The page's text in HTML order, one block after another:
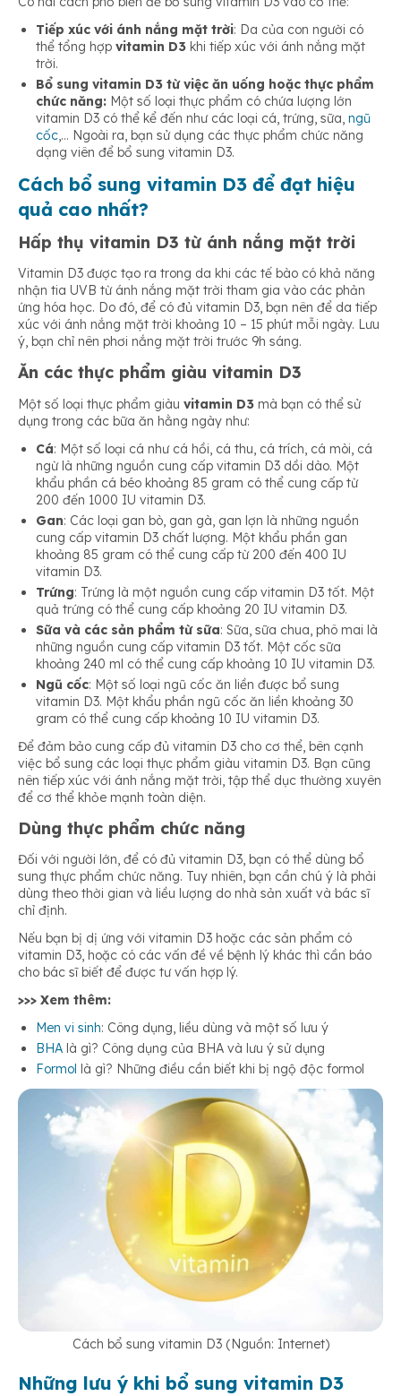
Tiếp xúc với ánh nắng mặt trời: Da của con người có
thể tổng hợp vitamin D3 khi tiếp xúc với ánh nắng mặt
trời.
Bổ sung vitamin D3 từ việc ăn uống hoặc thực phẩm
chức năng: Một số loại thực phẩm có chứa lượng lớn
vitamin D3 có thể kể đến như các loại cá, trứng, sữa, ngũ
cốc,… Ngoài ra, bạn sử dụng các thực phẩm chức năng
dạng viên để bổ sung vitamin D3.
Cách bổ sung vitamin D3 để đạt hiệu
quả cao nhất?
Hấp thụ vitamin D3 từ ánh nắng mặt trời
Vitamin D3 được tạo ra trong da khi các tế bào có khả năng
nhận tia UVB từ ánh nắng mặt trời tham gia vào các phản
ứng hóa học. Do đó, để có đủ vitamin D3, bạn nên để da tiếp
xúc với ánh nắng mặt trời khoảng 10 – 15 phút mỗi ngày. Lưu
ý, bạn chỉ nên phơi nắng mặt trời trước 9h sáng.
Ăn các thực phẩm giàu vitamin D3
Một số loại thực phẩm giàu vitamin D3 mà bạn có thể sử
dụng trong các bữa ăn hằng ngày như:
Cá: Một số loại cá như cá hồi, cá thu, cá trích, cá mòi, cá
ngừ là những nguồn cung cấp vitamin D3 dồi dào. Một
khẩu phần cá béo khoảng 85 gram có thể cung cấp từ
200 đến 1000 IU vitamin D3.
Gan: Các loại gan bò, gan gà, gan lợn là những nguồn
cung cấp vitamin D3 chất lượng. Một khẩu phần gan
khoảng 85 gram có thể cung cấp từ 200 đến 400 IU
vitamin D3.
Trứng: Trứng là một nguồn cung cấp vitamin D3 tốt. Một
quả trứng có thể cung cấp khoảng 20 IU vitamin D3.
Sữa và các sản phẩm từ sữa: Sữa, sữa chua, phô mai là
những nguồn cung cấp vitamin D3 tốt. Một cốc sữa
khoảng 240 ml có thể cung cấp khoảng 10 IU vitamin D3.
Ngũ cốc: Một số loại ngũ cốc ăn liền được bổ sung
vitamin D3. Một khẩu phần ngũ cốc ăn liền khoảng 30
gram có thể cung cấp khoảng 10 IU vitamin D3.
Để đảm bảo cung cấp đủ vitamin D3 cho cơ thể, bên cạnh
việc bổ sung các loại thực phẩm giàu vitamin D3. Bạn cũng
nên tiếp xúc với ánh nắng mặt trời, tập thể dục thường xuyên
để cơ thể khỏe mạnh toàn diện.
Dùng thực phẩm chức năng
Đối với người lớn, để có đủ vitamin D3, bạn có thể dùng bổ
sung thực phẩm chức năng. Tuy nhiên, bạn cần chú ý là phải
dùng theo thời gian và liều lượng do nhà sản xuất và bác sĩ
chỉ định.
Nếu bạn bị dị ứng với vitamin D3 hoặc các sản phẩm có
vitamin D3, hoặc có các vấn đề về bệnh lý khác thì cần báo
cho bác sĩ biết để được tư vấn hợp lý.
>>> Xem thêm:
Men vi sinh: Công dụng, liều dùng và một số lưu ý
BHA là gì? Công dụng của BHA và lưu ý sử dụng
Formol là gì? Những điều cần biết khi bị ngộ độc formol
Cách bổ sung vitamin D3 (Nguồn: Internet)
Những lưu ý khi bổ sung vitamin D3